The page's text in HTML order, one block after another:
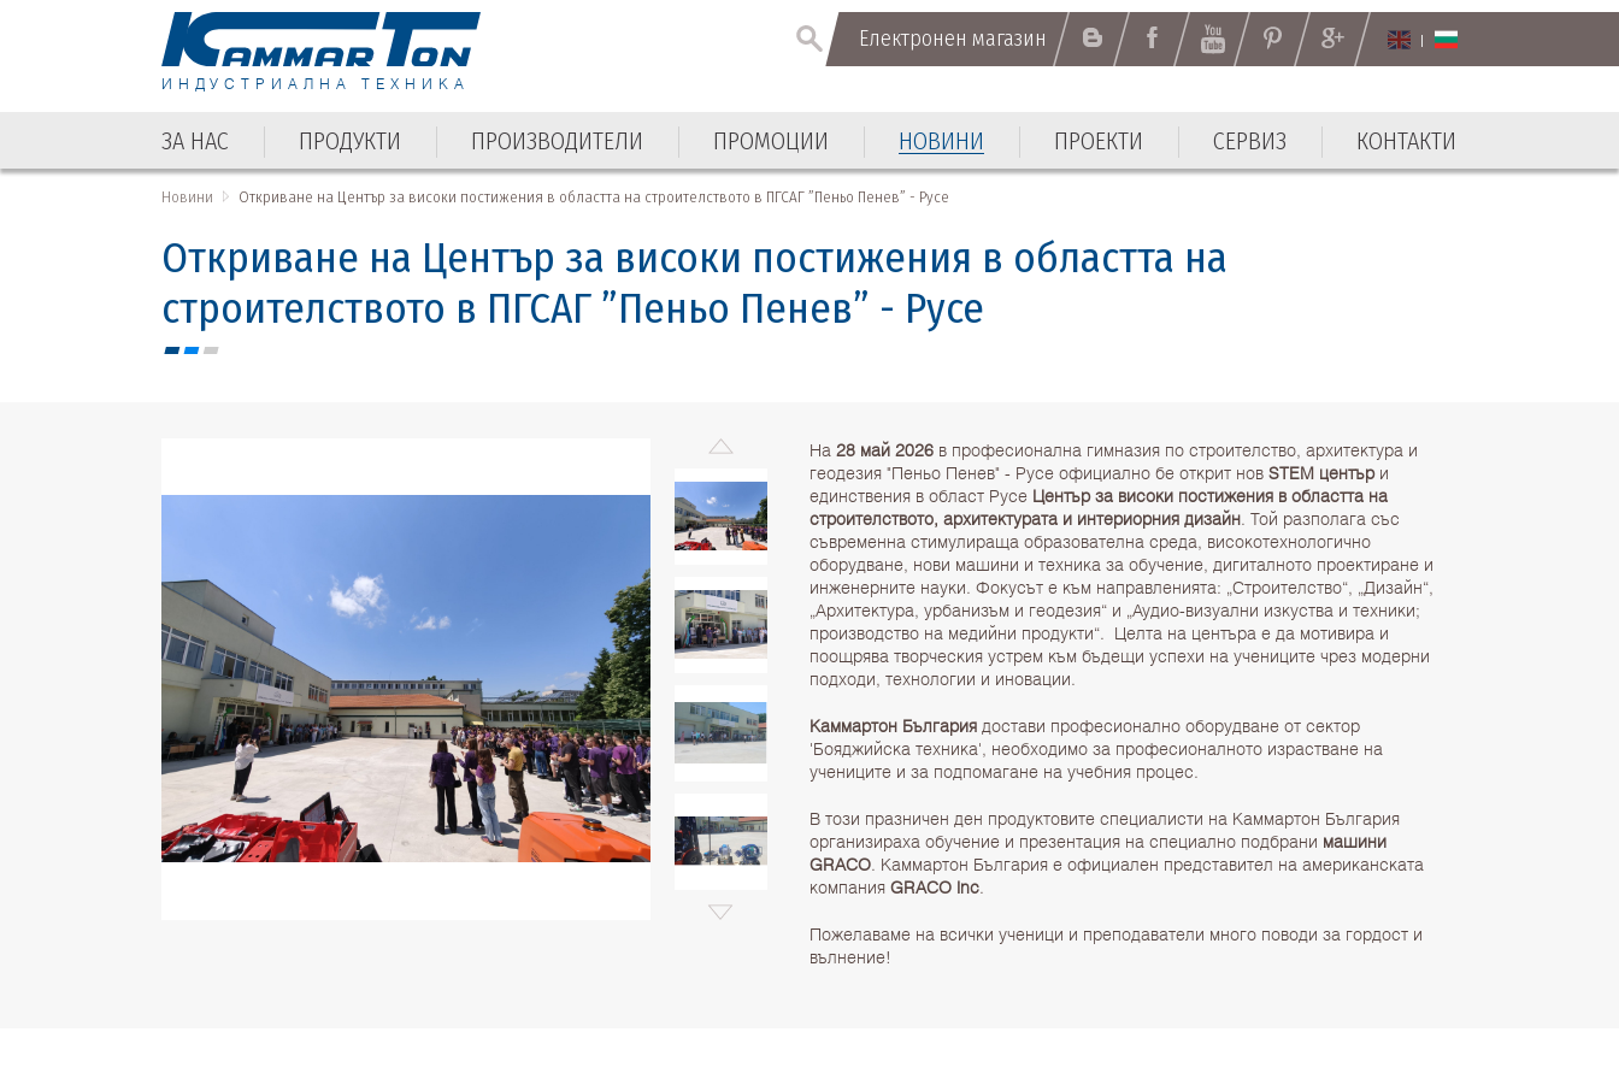
ИНДУСТРИАЛНА ТЕХНИКА
Електронен магазин
ЗА НАС ПРОДУКТИ ПРОИЗВОДИТЕЛИ ПРОМОЦИИ НОВИНИ ПРОЕКТИ СЕРВИЗ КОНТАКТИ
Електронен магазин
ЗА НАС ПРОДУКТИ
Новини Откриване на Център за високи постижения в областта на строителството в ПГСАГ ”Пеньо Пенев” - Русе
Откриване на Център за високи постижения в областта на
строителството в ПГСАГ ”Пеньо Пенев” - Русе
На 28 май 2026 в професионална гимназия по строителство, архитектура и
геодезия "Пеньо Пенев" - Русе официално бе открит нов STEM центъри
единствения в област Русе Център за високи постижения в областта на
строителството, архитектурата и интериорния дизайн. Той разполага със
съвременна стимулираща образователна среда, високотехнологично
оборудване, нови машини и техника за обучение, дигиталното проектиране и
инженерните науки. Фокусът е към направленията: „Строителство“, „Дизайн“,
„Архитектура, урбанизъм и геодезия“ и „Аудио-визуални изкуства и техники;
производство на медийни продукти“. Целта на центъра е да мотивира и
поощрява творческия устрем към бъдещи успехи на учениците чрез модерни
подходи, технологии и иновации.
Каммартон България достави професионално оборудване от сектор
'Бояджийска техника', необходимо за професионалното израстване на
учениците и за подпомагане на учебния процес.
В този празничен ден продуктовите специалисти на Каммартон България
организираха обучение и презентация на специално подбрани машини
GRACO. Каммартон България е официален представител на американската
компания GRACO Inc.
Пожелаваме на всички ученици и преподаватели много поводи за гордост и
вълнение!